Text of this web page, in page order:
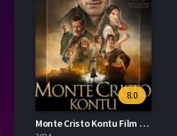
8.0
Monte Cristo Kontu Film İzle